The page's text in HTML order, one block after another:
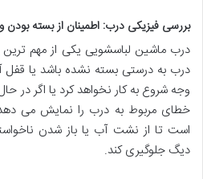
بررسی فیزیکی درب: اطمینان از بسته بودن
درب ماشین لباسشویی یکی از مهم
درب به درستی بسته نشده باشد یا قفل
وجه شروع به کار نخواهد کرد یا اگر در
خطای مربوط به درب را نمایش می
است تا از نشت آب یا باز شدن
دیگ جلوگیری کند.